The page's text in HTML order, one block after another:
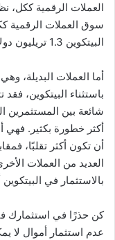
العملات الرقمية ككل،
البيتكوين 1.3 تريليون دولار (58%).
أما العملات البديلة،
باستثناء البيتكوين،
شائعة بين المستثمرين
أكثر خطورة بكثير. فهي
أن تكون أكثر تقلبًا،
العديد من العملات
بالاستثمار في
كن حذرًا في استثمارك
عدم استثمار أموال لا